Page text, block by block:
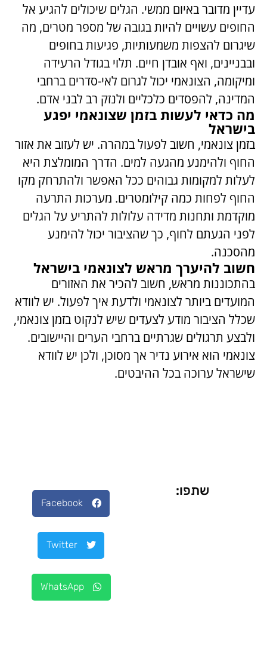
עדיין מדובר באיום ממשי. הגלים שיכולים להגיע אל
החופים עשויים להיות בגובה של מספר מטרים, מה
שיגרום להצפות משמעותיות, פגיעות בחופים
ובבניינים, ואף אובדן חיים. תלוי בגודל הרעידה
ומיקומה, הצונאמי יכול לגרום לאי-סדרים ברחבי
המדינה, להפסדים כלכליים ולנזק רב לבני אדם.
מה כדאי לעשות בזמן שצונאמי יפגע
בישראל
בזמן צונאמי, חשוב לפעול במהרה. יש לעזוב את אזור
החוף ולהימנע מהגעה למים. הדרך המומלצת היא
לעלות למקומות גבוהים ככל האפשר ולהתרחק מקו
החוף לפחות כמה קילומטרים. מערכות התרעה
מוקדמת ותחנות מדידה עלולות להתריע על הגלים
לפני הגעתם לחוף, כך שהציבור יכול להימנע
מהסכנה.
חשוב להיערך מראש לצונאמי בישראל
בהתכוננות מראש, חשוב להכיר את האזורים
המועדים ביותר לצונאמי ולדעת איך לפעול. יש לוודא
שכלל הציבור מודע לצעדים שיש לנקוט בזמן צונאמי,
ולבצע תרגולים שגרתיים ברחבי הערים והיישובים.
צונאמי הוא אירוע נדיר אך מסוכן, ולכן יש לוודא
שישראל ערוכה בכל ההיבטים.
שתפו:
Facebook
Twitter
WhatsApp